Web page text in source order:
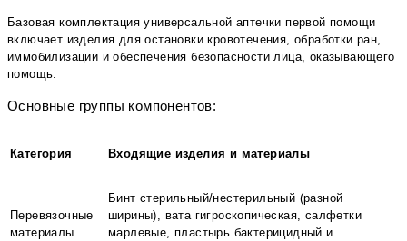
Базовая комплектация универсальной аптечки первой помощи
включает изделия для остановки кровотечения, обработки ран,
иммобилизации и обеспечения безопасности лица, оказывающего
помощь.
Основные группы компонентов:
Категория Входящие изделия и материалы
Перевязочные
материалы
Бинт стерильный/нестерильный (разной
ширины), вата гигроскопическая, салфетки
марлевые, пластырь бактерицидный и